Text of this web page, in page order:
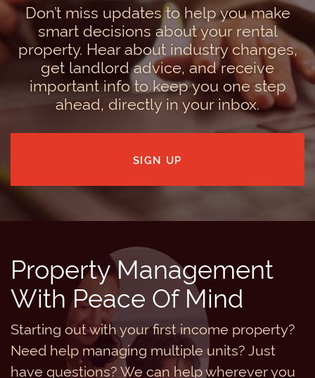
Don’t miss updates to help you make
smart decisions about your rental
property. Hear about industry changes,
get landlord advice, and receive
important info to keep you one step
ahead, directly in your inbox.
SIGN UP
Property Management
With Peace Of Mind
Starting out with your first income property?
Need help managing multiple units? Just
have questions? We can help wherever you